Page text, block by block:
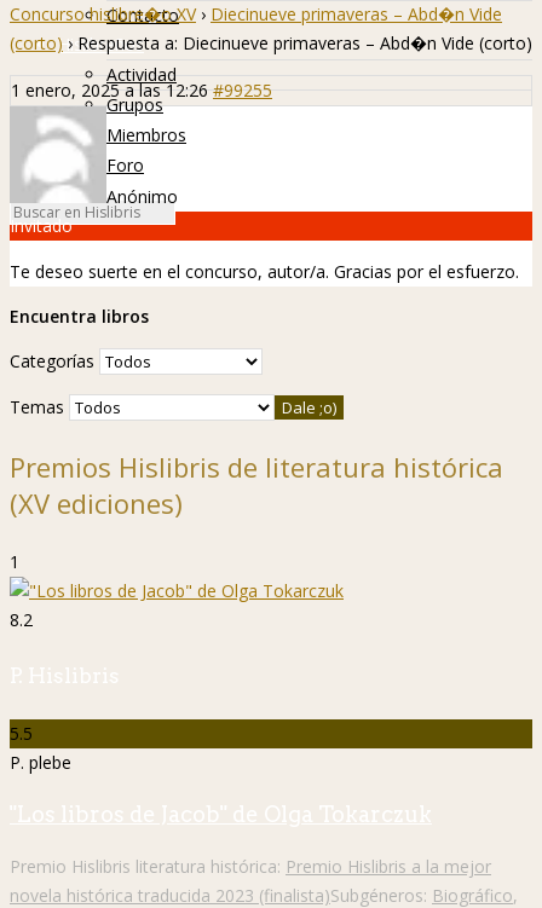
Contacto
Hislibreños
Actividad
Grupos
Miembros
Foro
Concurso hislibre�o XV › Diecinueve primaveras – Abd�n Vide
(corto) › Respuesta a: Diecinueve primaveras – Abd�n Vide (corto)
1 enero, 2025 a las 12:26 #99255
Anónimo
Invitado
Te deseo suerte en el concurso, autor/a. Gracias por el esfuerzo.
Encuentra libros
Categorías
Temas
Premios Hislibris de literatura histórica
(XV ediciones)
1
8.2
P. Hislibris
5.5
P. plebe
"Los libros de Jacob" de Olga Tokarczuk
Premio Hislibris literatura histórica: Premio Hislibris a la mejor
novela histórica traducida 2023 (finalista)Subgéneros: Biográfico,